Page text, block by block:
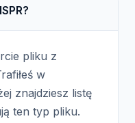
pliku z
w
znajdziesz listę
ten typ pliku.